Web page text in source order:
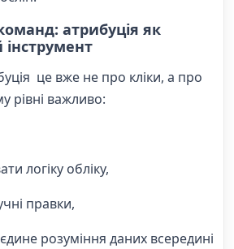
атрибуція як
інструмент
це вже не про кліки, а про
рівні важливо:
логіку обліку,
правки,
розуміння даних всередині